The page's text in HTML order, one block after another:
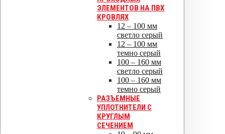
ЭЛЕМЕНТОВ НА ПВХ
КРОВЛЯХ
12 – 100 мм
светло серый
12 – 100 мм
темно серый
100 – 160 мм
светло серый
100 – 160 мм
темно серый
РАЗЪЕМНЫЕ
УПЛОТНИТЕЛИ С
КРУГЛЫМ
СЕЧЕНИЕМ
NO -4 110 -125 FELT -
ROOFSEAL уплотнитель
NO -4,5 130 -140 FELT -
ROOFSEAL уплотнитель
NO -5 150 -175 FELT -
ROOFSEAL уплотнитель
NO -6 200 -250 FELT -
ROOFSEAL уплотнитель
NO -7 275 -325 FELT -
ROOFSEAL уплотнитель
NO -8 350 -400 FELT -
ROOFSEAL уплотнитель
NO -9 500 -575 FELT -
ROOFSEAL уплотнитель
NO -10 600 -675 FELT -